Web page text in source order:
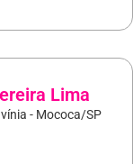
Lima
- Mococa/SP